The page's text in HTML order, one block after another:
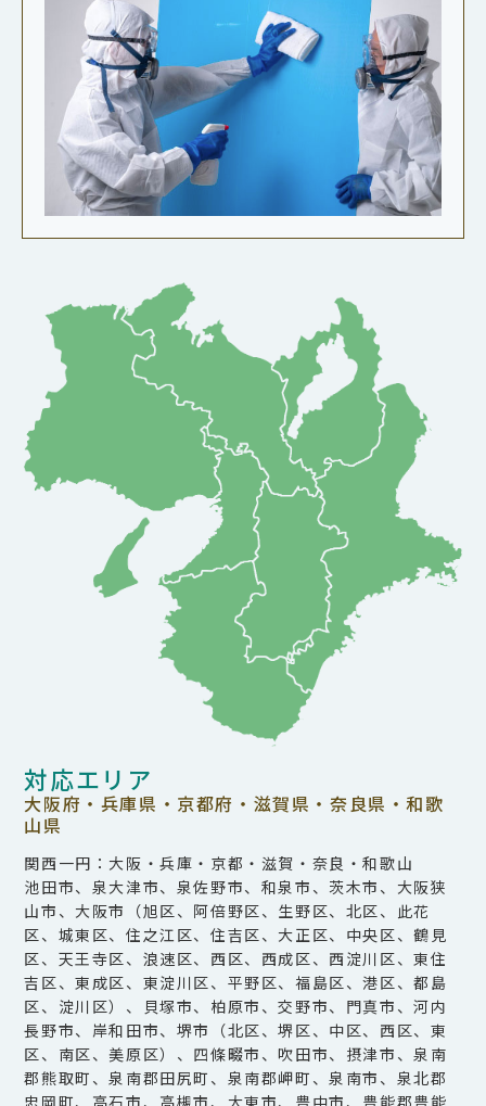
対応エリア
大阪府・兵庫県・京都府・滋賀県・奈良県・和歌
山県
関西一円：大阪・兵庫・京都・滋賀・奈良・和歌山
池田市、泉大津市、泉佐野市、和泉市、茨木市、大阪狭
山市、大阪市（旭区、阿倍野区、生野区、北区、此花
区、城東区、住之江区、住吉区、大正区、中央区、鶴見
区、天王寺区、浪速区、西区、西成区、西淀川区、東住
吉区、東成区、東淀川区、平野区、福島区、港区、都島
区、淀川区）、貝塚市、柏原市、交野市、門真市、河内
長野市、岸和田市、堺市（北区、堺区、中区、西区、東
区、南区、美原区）、四條畷市、吹田市、摂津市、泉南
郡熊取町、泉南郡田尻町、泉南郡岬町、泉南市、泉北郡
忠岡町、高石市、高槻市、大東市、豊中市、豊能郡豊能